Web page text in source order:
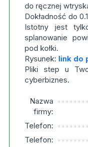
do ręcznej
Dokładność do
Istotny jest
splanowanie
pod kołki.
Rysunek: link do
Pliki step u
cyberbiznes.
Nazwa
firmy:
Telefon:
Telefon: